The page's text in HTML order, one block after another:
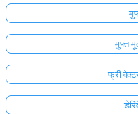
मुफ्त
फ्री